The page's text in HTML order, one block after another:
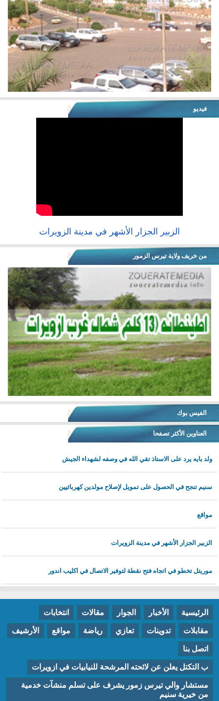
فيديو
الزبير الجزار الأشهر في مدينة الزويرات
من خريف ولاية تيرس الزمور
الفيس بوك
العناوين الأكثر تصفحا
ولد بايه يرد على الاستاذ تقي الله في وصفه لشهداء الجيش
سنيم تنجح في الحصول على تمويل لإصلاح مولدين كهربائيين
مواقع
الزبير الجزار الأشهر في مدينة الزويرات
موريتل تخطو في اتجاه فتح نقطة لتوفير الاتصال في اكليب اندور
الرئيسية الأخبار الجوار مقالات انتخابات
مقابلات تدوينات تعازي رياضة مواقع الأرشيف
اتصل بنا
ب التكتل يعلن عن لائحته المرشحة للنيابيات في ازويرات
مستشار والي تيرس زمور يشرف على تسلم منشآت خدمية
من خيرية سنيم